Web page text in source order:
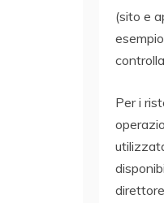
(sito e
Per i